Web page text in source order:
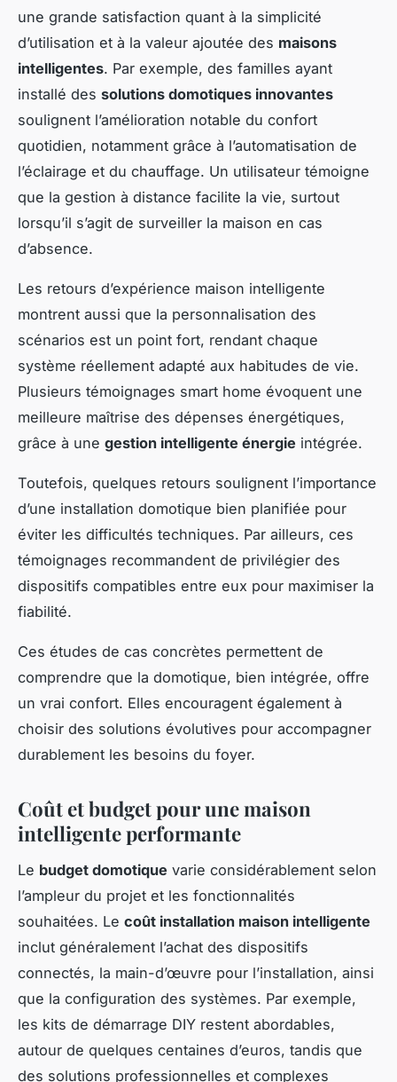
une grande satisfaction quant à la simplicité
d’utilisation et à la valeur ajoutée des maisons
intelligentes. Par exemple, des familles ayant
installé des solutions domotiques innovantes
soulignent l’amélioration notable du confort
quotidien, notamment grâce à l’automatisation de
l’éclairage et du chauffage. Un utilisateur témoigne
que la gestion à distance facilite la vie, surtout
lorsqu’il s’agit de surveiller la maison en cas
d’absence.
Les retours d’expérience maison intelligente
montrent aussi que la personnalisation des
scénarios est un point fort, rendant chaque
système réellement adapté aux habitudes de vie.
Plusieurs témoignages smart home évoquent une
meilleure maîtrise des dépenses énergétiques,
grâce à une gestion intelligente énergie intégrée.
Toutefois, quelques retours soulignent l’importance
d’une installation domotique bien planifiée pour
éviter les difficultés techniques. Par ailleurs, ces
témoignages recommandent de privilégier des
dispositifs compatibles entre eux pour maximiser la
fiabilité.
Ces études de cas concrètes permettent de
comprendre que la domotique, bien intégrée, offre
un vrai confort. Elles encouragent également à
choisir des solutions évolutives pour accompagner
durablement les besoins du foyer.
Coût et budget pour une maison
intelligente performante
Le budget domotique varie considérablement selon
l’ampleur du projet et les fonctionnalités
souhaitées. Le coût installation maison intelligente
inclut généralement l’achat des dispositifs
connectés, la main-d’œuvre pour l’installation, ainsi
que la configuration des systèmes. Par exemple,
les kits de démarrage DIY restent abordables,
autour de quelques centaines d’euros, tandis que
des solutions professionnelles et complexes